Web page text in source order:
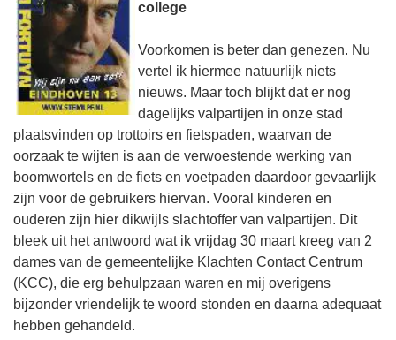
college
Voorkomen is beter dan genezen. Nu
vertel ik hiermee natuurlijk niets
nieuws. Maar toch blijkt dat er nog
dagelijks valpartijen in onze stad
plaatsvinden op trottoirs en fietspaden, waarvan de
oorzaak te wijten is aan de verwoestende werking van
boomwortels en de fiets en voetpaden daardoor gevaarlijk
zijn voor de gebruikers hiervan. Vooral kinderen en
ouderen zijn hier dikwijls slachtoffer van valpartijen. Dit
bleek uit het antwoord wat ik vrijdag 30 maart kreeg van 2
dames van de gemeentelijke Klachten Contact Centrum
(KCC), die erg behulpzaan waren en mij overigens
bijzonder vriendelijk te woord stonden en daarna adequaat
hebben gehandeld.